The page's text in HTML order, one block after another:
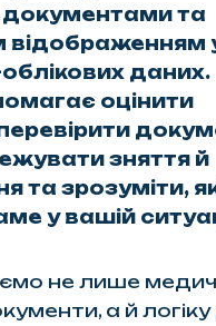
документами та
відображенням
облікових даних.
оцінити
зняття й
та зрозуміти,
у вашій
не лише
а й логіку